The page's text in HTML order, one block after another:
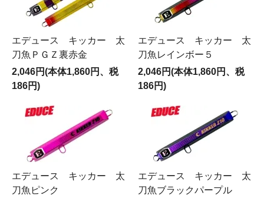
エデュース キッカー 太
刀魚ＰＧＺ裏赤金
2,046円(本体1,860円、税
186円)
エデュース キッカー 太
刀魚レインボー５
2,046円(本体1,860円、税
186円)
エデュース キッカー 太
刀魚ピンク
エデュース キッカー 太
刀魚ブラックパープル